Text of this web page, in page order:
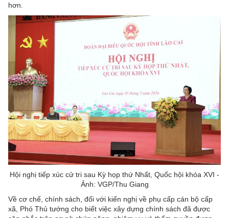
hơn.
Hội nghị tiếp xúc cử tri sau Kỳ họp thứ Nhất, Quốc hội khóa XVI -
Ảnh: VGP/Thu Giang
Về cơ chế, chính sách, đối với kiến nghị về phụ cấp cán bộ cấp
xã, Phó Thủ tướng cho biết việc xây dựng chính sách đã được